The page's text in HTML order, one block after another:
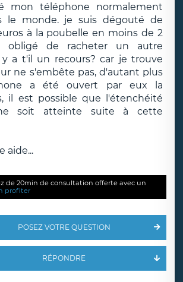
mon téléphone normalement
le monde. je suis dégouté de
à la poubelle en moins de 2
obligé de racheter un autre
a t'il un recours? car je trouve
ne s'embête pas, d'autant plus
a été ouvert par eux la
il est possible que l'étenchéité
soit atteinte suite à cette
aide...
de 20min de consultation offerte avec un
profiter
POSEZ VOTRE QUESTION
RÉPONDRE